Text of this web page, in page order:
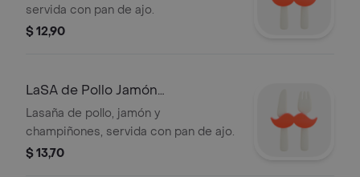
servida con pan de ajo.
$ 12,90
LaSA de Pollo Jamón
Champiñones
Lasaña de pollo, jamón y
champiñones, servida con pan de ajo.
$ 13,70